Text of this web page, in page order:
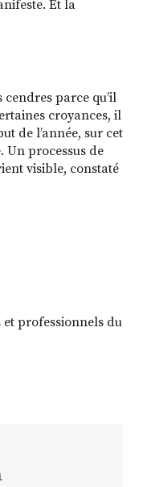
Et la
cendres parce qu’il
croyances, il
de l’année, sur cet
Un processus de
visible, constaté
et professionnels du